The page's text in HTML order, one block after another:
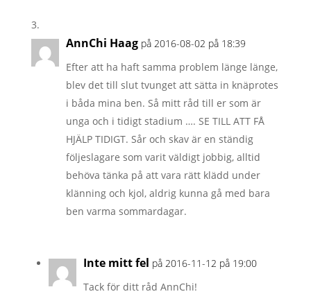
AnnChi Haag på 2016-08-02 på 18:39
Efter att ha haft samma problem länge länge,
blev det till slut tvunget att sätta in knäprotes
i båda mina ben. Så mitt råd till er som är
unga och i tidigt stadium …. SE TILL ATT FÅ
HJÄLP TIDIGT. Sår och skav är en ständig
följeslagare som varit väldigt jobbig, alltid
behöva tänka på att vara rätt klädd under
klänning och kjol, aldrig kunna gå med bara
ben varma sommardagar.
Inte mitt fel på 2016-11-12 på 19:00
Tack för ditt råd AnnChi!